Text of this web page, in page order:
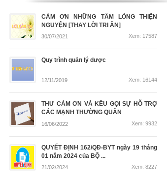
CẢM ƠN NHỮNG TẤM LÒNG THIỆN
NGUYỆN [THAY LỜI TRI ÂN]
30/07/2021 Xem: 17587
Quy trình quản lý dược
12/11/2019 Xem: 16144
THƯ CẢM ƠN VÀ KÊU GỌI SỰ HỖ TRỢ
CÁC MẠNH THƯỜNG QUÂN
16/06/2022 Xem: 9932
QUYẾT ĐỊNH 162/QĐ-BYT ngày 19 tháng
01 năm 2024 của BỘ ...
21/02/2024 Xem: 8227